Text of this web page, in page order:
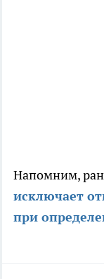
Напомним,
исключает
при